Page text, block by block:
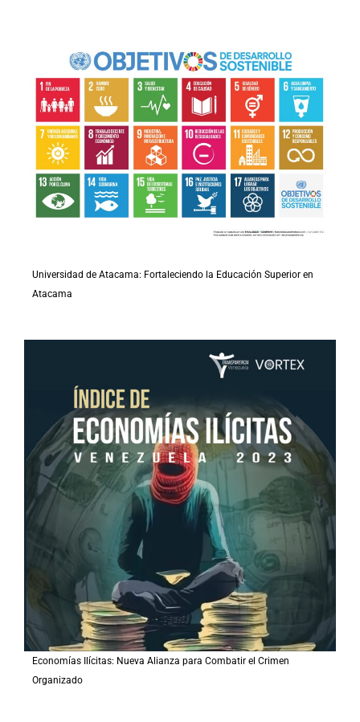
Universidad de Atacama: Fortaleciendo la Educación Superior en
Atacama
Economías Ilícitas: Nueva Alianza para Combatir el Crimen
Organizado